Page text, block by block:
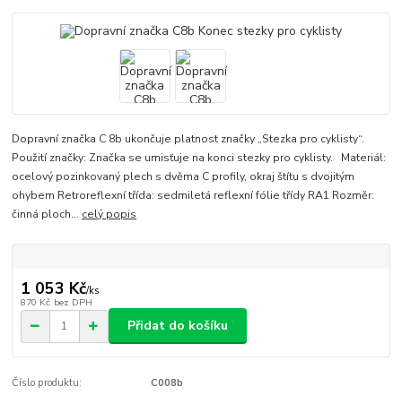
Dopravní značka C 8b ukončuje platnost značky „Stezka pro cyklisty“.
Použití značky: Značka se umisťuje na konci stezky pro cyklisty. Materiál:
ocelový pozinkovaný plech s dvěma C profily, okraj štítu s dvojitým
ohybem Retroreflexní třída: sedmiletá reflexní fólie třídy RA1 Rozměr:
činná ploch... celý popis
1 053 Kč/ks
870 Kč bez DPH
Přidat do košíku
Číslo produktu: C008b